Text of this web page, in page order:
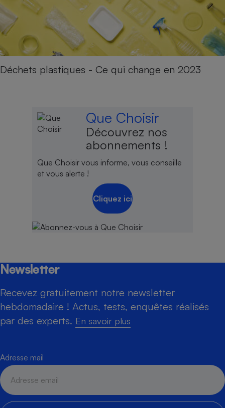
Déchets plastiques - Ce qui change en 2023
Que Choisir
Découvrez nos
abonnements !
Que Choisir vous informe, vous conseille
et vous alerte !
Cliquez ici
Newsletter
Recevez gratuitement notre newsletter
hebdomadaire ! Actus, tests, enquêtes réalisés
par des experts. En savoir plus
Adresse mail